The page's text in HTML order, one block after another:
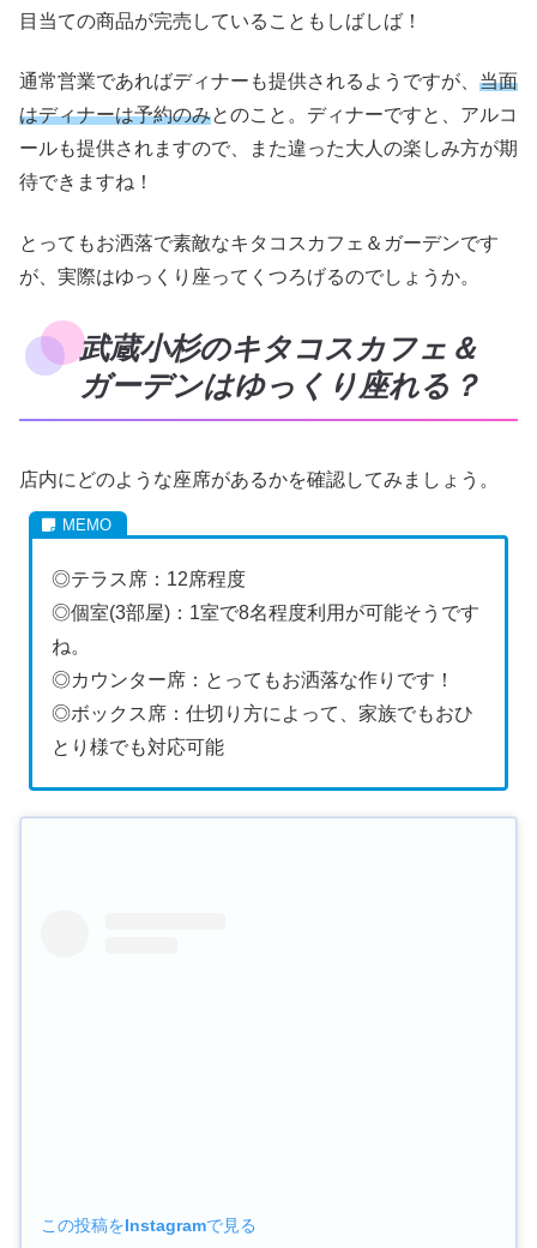
目当ての商品が完売していることもしばしば！
通常営業であればディナーも提供されるようですが、 当面
はディナーは予約のみとのこと。ディナーですと、アルコ
ールも提供されますので、また違った大人の楽しみ方が期
待できますね！
とってもお洒落で素敵なキタコスカフェ＆ガーデンです
が、実際はゆっくり座ってくつろげるのでしょうか。
武蔵小杉のキタコスカフェ＆
ガーデンはゆっくり座れる？
店内にどのような座席があるかを確認してみましょう。
◎テラス席：12席程度
◎個室(3部屋)：1室で8名程度利用が可能そうです
ね。
◎カウンター席：とってもお洒落な作りです！
◎ボックス席：仕切り方によって、家族でもおひ
とり様でも対応可能
この投稿をInstagramで見る